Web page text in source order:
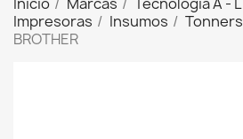
Impresoras
Insumos Tonners
BROTHER